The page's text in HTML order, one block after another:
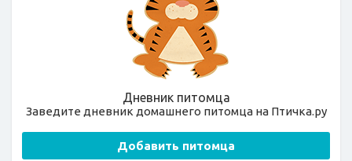
Дневник питомца
Заведите дневник домашнего питомца на Птичка.ру
Добавить питомца